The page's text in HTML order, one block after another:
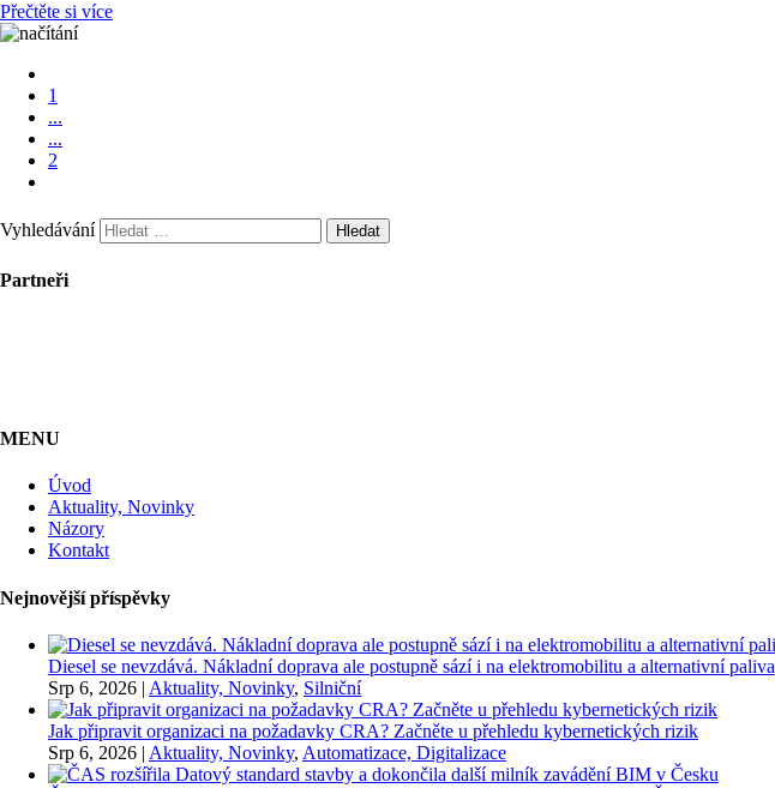
Přečtěte si více
1
...
...
2
Vyhledávání
Partneři
MENU
Úvod
Aktuality, Novinky
Názory
Kontakt
Nejnovější příspěvky
Diesel se nevzdává. Nákladní doprava ale postupně sází i na elektromobilitu a alternativní paliva
Srp 6, 2026 | Aktuality, Novinky, Silniční
Jak připravit organizaci na požadavky CRA? Začněte u přehledu kybernetických rizik
Srp 6, 2026 | Aktuality, Novinky, Automatizace, Digitalizace